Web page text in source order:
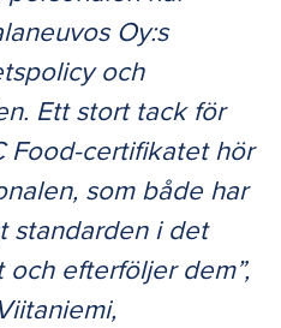
Oy:s
och
Ett stort tack för
Food-certifikatet hör
som både har
standarden i det
efterföljer dem”,